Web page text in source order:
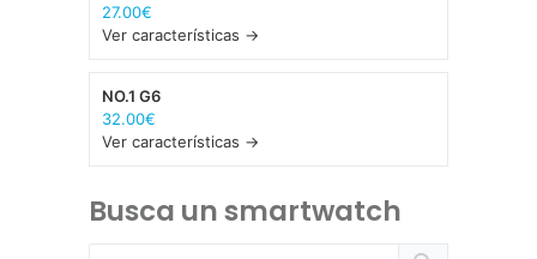
27.00€
Ver características →
NO.1 G6
32.00€
Ver características →
Busca un smartwatch